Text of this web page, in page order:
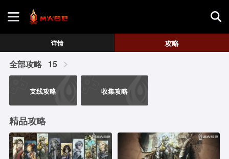
游戏评测
地图攻略
详情 攻略
全部攻略 15
支线攻略 收集攻略
精品攻略